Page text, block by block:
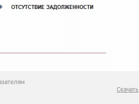
Скачать